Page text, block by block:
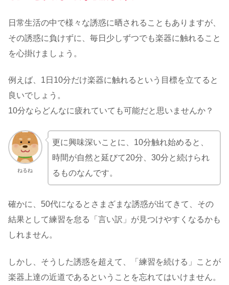
日常生活の中で様々な誘惑に晒されることもありますが、
その誘惑に負けずに、毎日少しずつでも楽器に触れること
を心掛けましょう。
例えば、1日10分だけ楽器に触れるという目標を立てると
良いでしょう。
10分ならどんなに疲れていても可能だと思いませんか？
ねるね
更に興味深いことに、10分触れ始めると、
時間が自然と延びて20分、30分と続けられ
るものなんです。
確かに、50代になるとさまざまな誘惑が出てきて、その
結果として練習を怠る「言い訳」が見つけやすくなるかも
しれません。
しかし、そうした誘惑を超えて、「練習を続ける」ことが
楽器上達の近道であるということを忘れてはいけません。